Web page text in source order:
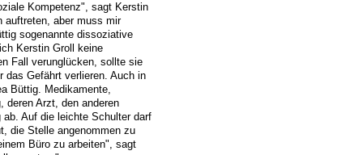
Kompetenz", sagt Kerstin
auftreten, aber muss mir
sogenannte dissoziative
Kerstin Groll keine
Fall verunglücken, sollte sie
das Gefährt verlieren. Auch in
Büttig. Medikamente,
deren Arzt, den anderen
Auf die leichte Schulter darf
die Stelle angenommen zu
Büro zu arbeiten", sagt